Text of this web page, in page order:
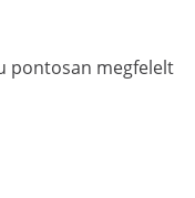
pontosan megfelelt